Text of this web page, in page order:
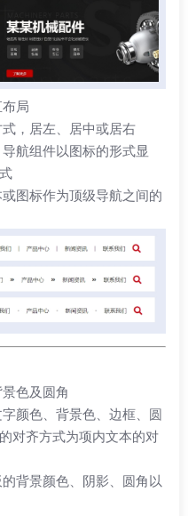
局
，居左、居中或居右
航组件以图标的形式显
图标作为顶级导航之间的
色及圆角
颜色、背景色、边框、圆
对齐方式为项内文本的对
背景颜色、阴影、圆角以